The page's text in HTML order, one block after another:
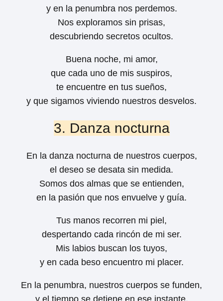
y en la penumbra nos perdemos.
Nos exploramos sin prisas,
descubriendo secretos ocultos.
Buena noche, mi amor,
que cada uno de mis suspiros,
te encuentre en tus sueños,
y que sigamos viviendo nuestros desvelos.
3. Danza nocturna
En la danza nocturna de nuestros cuerpos,
el deseo se desata sin medida.
Somos dos almas que se entienden,
en la pasión que nos envuelve y guía.
Tus manos recorren mi piel,
despertando cada rincón de mi ser.
Mis labios buscan los tuyos,
y en cada beso encuentro mi placer.
En la penumbra, nuestros cuerpos se funden,